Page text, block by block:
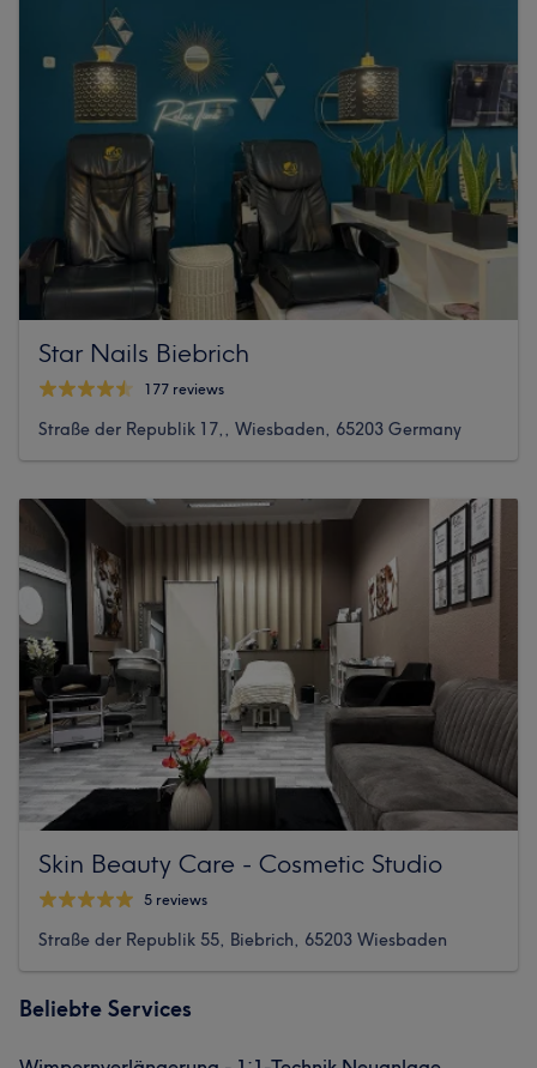
Star Nails Biebrich
177 reviews
Straße der Republik 17,, Wiesbaden, 65203 Germany
Skin Beauty Care - Cosmetic Studio
5 reviews
Straße der Republik 55, Biebrich, 65203 Wiesbaden
Beliebte Services